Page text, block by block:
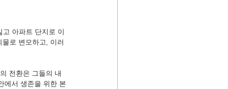
아파트 단지로 이
로 변모하고, 이러
전환은 그들의 내
에서 생존을 위한 본